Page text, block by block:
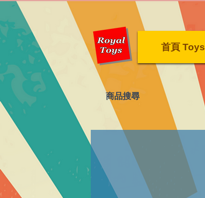
首頁 Toys
​商品搜尋